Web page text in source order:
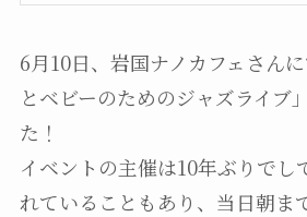
6月10日、岩国ナノカフェさん
とベビーのためのジャズライブ
た！
イベントの主催は10年ぶりで
れていることもあり、当日朝ま